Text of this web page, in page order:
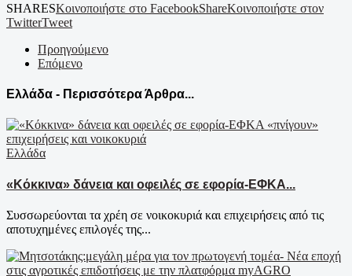
SHARESΚοινοποιήστε στο FacebookShareΚοινοποιήστε στον
TwitterTweet
Προηγούμενο
Επόμενο
Ελλάδα - Περισσότερα Άρθρα...
Ελλάδα
«Κόκκινα» δάνεια και οφειλές σε εφορία-ΕΦΚΑ...
Συσσωρεύονται τα χρέη σε νοικοκυριά και επιχειρήσεις από τις
αποτυχημένες επιλογές της...